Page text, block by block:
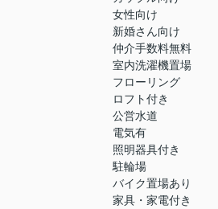
女性向け
新婚さん向け
仲介手数料無料
室内洗濯機置場
フローリング
ロフト付き
公営水道
電気有
照明器具付き
駐輪場
バイク置場あり
家具・家電付き